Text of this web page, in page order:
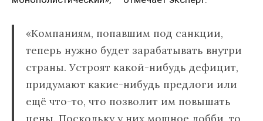
«Компаниям, попавшим под санкции,
теперь нужно будет зарабатывать внутри
страны. Устроят какой-нибудь дефицит,
придумают какие-нибудь предлоги или
ещё что-то, что позволит им повышать
цены. Поскольку у них мощное лобби, то